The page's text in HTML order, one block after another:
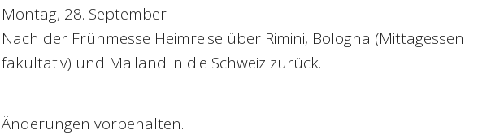
Montag, 28. September
Nach der Frühmesse Heimreise über Rimini, Bologna (Mittagessen
fakultativ) und Mailand in die Schweiz zurück.
Änderungen vorbehalten.